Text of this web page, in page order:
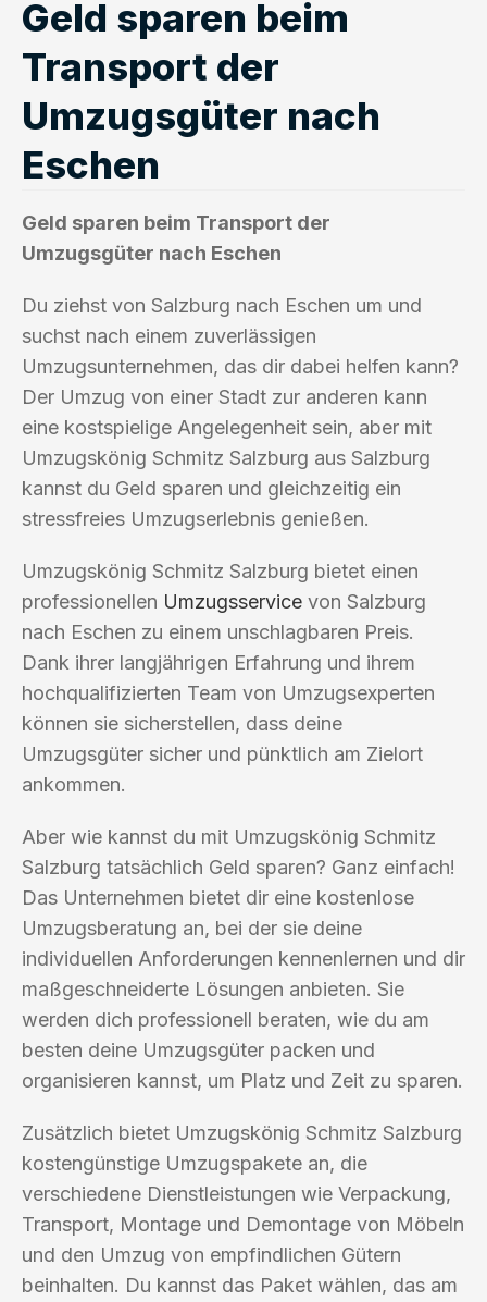
Geld sparen beim
Transport der
Umzugsgüter nach
Eschen
Geld sparen beim Transport der
Umzugsgüter nach Eschen
Du ziehst von Salzburg nach Eschen um und
suchst nach einem zuverlässigen
Umzugsunternehmen, das dir dabei helfen kann?
Der Umzug von einer Stadt zur anderen kann
eine kostspielige Angelegenheit sein, aber mit
Umzugskönig Schmitz Salzburg aus Salzburg
kannst du Geld sparen und gleichzeitig ein
stressfreies Umzugserlebnis genießen.
Umzugskönig Schmitz Salzburg bietet einen
professionellen Umzugsservice von Salzburg
nach Eschen zu einem unschlagbaren Preis.
Dank ihrer langjährigen Erfahrung und ihrem
hochqualifizierten Team von Umzugsexperten
können sie sicherstellen, dass deine
Umzugsgüter sicher und pünktlich am Zielort
ankommen.
Aber wie kannst du mit Umzugskönig Schmitz
Salzburg tatsächlich Geld sparen? Ganz einfach!
Das Unternehmen bietet dir eine kostenlose
Umzugsberatung an, bei der sie deine
individuellen Anforderungen kennenlernen und dir
maßgeschneiderte Lösungen anbieten. Sie
werden dich professionell beraten, wie du am
besten deine Umzugsgüter packen und
organisieren kannst, um Platz und Zeit zu sparen.
Zusätzlich bietet Umzugskönig Schmitz Salzburg
kostengünstige Umzugspakete an, die
verschiedene Dienstleistungen wie Verpackung,
Transport, Montage und Demontage von Möbeln
und den Umzug von empfindlichen Gütern
beinhalten. Du kannst das Paket wählen, das am